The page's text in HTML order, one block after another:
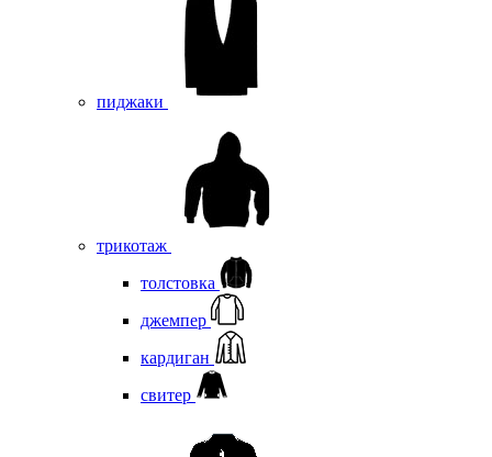
пиджаки
трикотаж
толстовка
джемпер
кардиган
свитер